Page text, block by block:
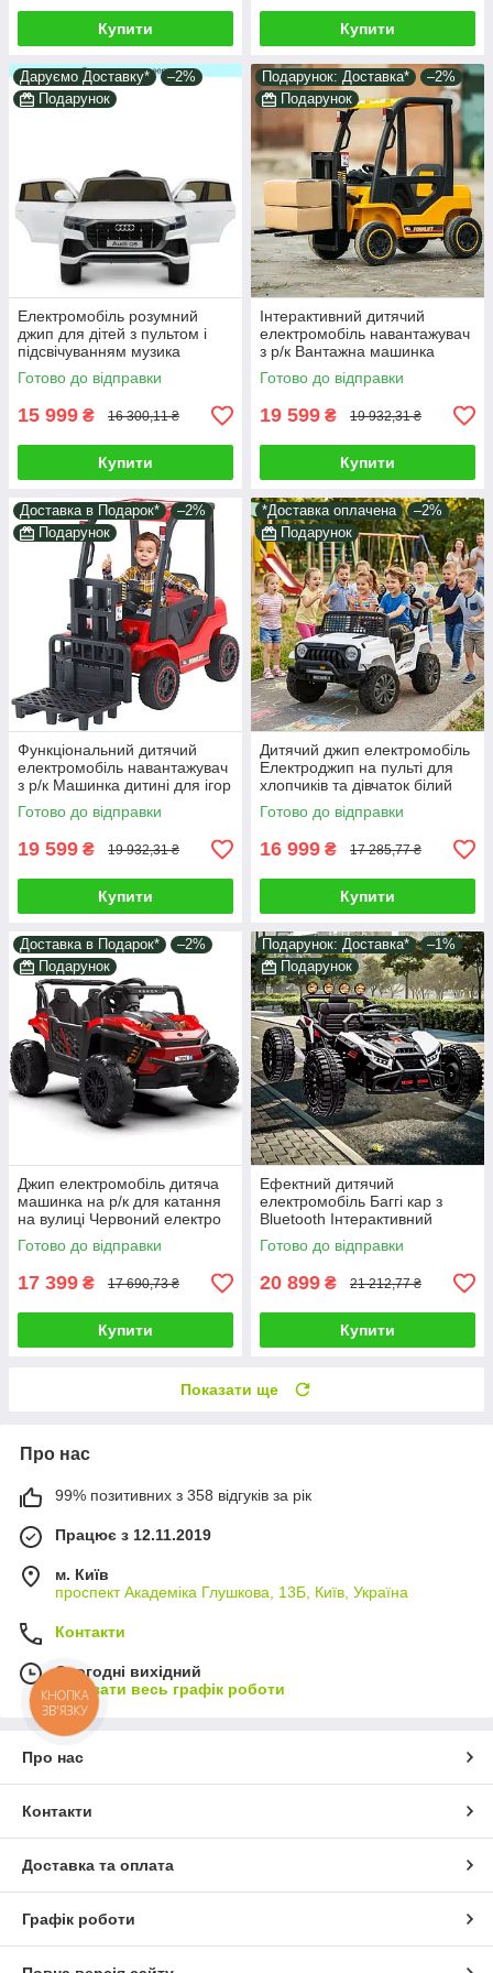
Купити Купити
Даруємо Доставку*
–2%
Подарунок
Електромобіль розумний
джип для дітей з пультом і
підсвічуванням музика
Електрокар з двома
моторами ремені сигнал
Готово до відправки
15 999 ₴ 16 300,11 ₴
Купити
Подарунок: Доставка*
–2%
Подарунок
Інтерактивний дитячий
електромобіль навантажувач
з р/к Вантажна машинка
дитині Транспорт для ігор і
їзди на вулиці
Готово до відправки
19 599 ₴ 19 932,31 ₴
Купити
Доставка в Подарок*
–2%
Подарунок
Функціональний дитячий
електромобіль навантажувач
з р/к Машинка дитині для ігор
і катання Музика світло Їде 6
км/год
Готово до відправки
19 599 ₴ 19 932,31 ₴
Купити
*Доставка оплачена
–2%
Подарунок
Дитячий джип електромобіль
Електроджип на пульті для
хлопчиків та дівчаток білий
2*35W світло звук у наборі
подарунок
Готово до відправки
16 999 ₴ 17 285,77 ₴
Купити
Доставка в Подарок*
–2%
Подарунок
Джип електромобіль дитяча
машинка на р/к для катання
на вулиці Червоний електро
квадроцикл з 2 моторами
65W MP3
Готово до відправки
17 399 ₴ 17 690,73 ₴
Купити
Подарунок: Доставка*
–1%
Подарунок
Ефектний дитячий
електромобіль Баггі кар з
Bluetooth Інтерактивний
транспорт дитині Великі
колеса MP3 і FM
Готово до відправки
20 899 ₴ 21 212,77 ₴
Купити
Показати ще
Про нас
99% позитивних з 358 відгуків за рік
Працює з 12.11.2019
м. Київ
проспект Академіка Глушкова, 13Б, Київ, Україна
Контакти
Сьогодні вихідний
Показати весь графік роботи
Про нас
Контакти
Доставка та оплата
Графік роботи
КНОПКА
ЗВ'ЯЗКУ